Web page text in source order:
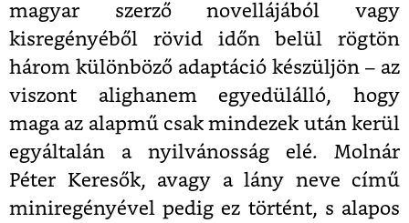
magyar szerző novellájából vagy
kisregényéből rövid időn belül rögtön
három különböző adaptáció készüljön – az
viszont alighanem egyedülálló, hogy
maga az alapmű csak mindezek után kerül
egyáltalán a nyilvánosság elé. Molnár
Péter Keresők, avagy a lány neve című
miniregényével pedig ez történt, s alapos